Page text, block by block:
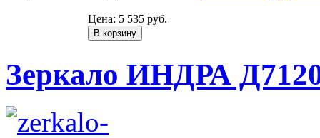
Цена: 5 535 руб.
Зеркало ИНДРА